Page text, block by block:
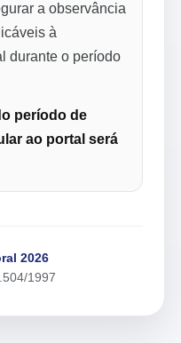
a observância
à
durante o período
período de
ao portal será
2026
1997